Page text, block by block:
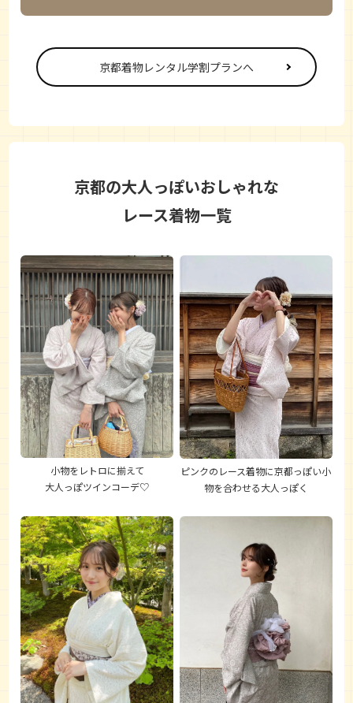
京都着物レンタル学割プランへ
京都の大人っぽいおしゃれな
レース着物一覧
小物をレトロに揃えて
大人っぽツインコーデ♡
ピンクのレース着物に京都っぽい小
物を合わせる大人っぽく